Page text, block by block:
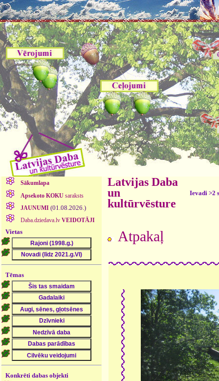
Sākumlapa
Apsekoto KOKUsaraksts
JAUNUMI (01.08.2026.)
Daba.dziedava.lv VEIDOTĀJI
Vietas
Tēmas
Konkrēti dabas objekti
Latvijas Daba
un
kultūrvēsture
Ievadi >2
Atpakaļ